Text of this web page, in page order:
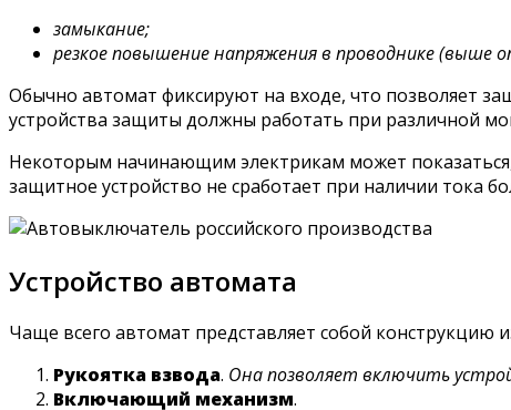
замыкание;
резкое повышение напряжения в проводнике (выше
Обычно автомат фиксируют на входе, что позволяет
устройства защиты должны работать при различной
Некоторым начинающим электрикам может
защитное устройство не сработает при наличии тока
Устройство автомата
Чаще всего автомат представляет собой конструкцию
Рукоятка взвода. Она позволяет включить
Включающий механизм.